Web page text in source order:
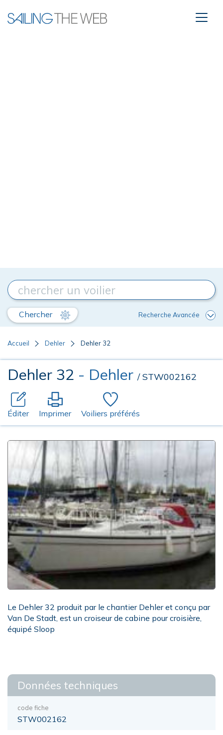
Chercher Recherche Avancée
Accueil Dehler Dehler 32
Dehler 32 - Dehler / STW002162
Éditer Imprimer Voiliers préférés
Le Dehler 32 produit par le chantier Dehler et conçu par
Van De Stadt, est un croiseur de cabine pour croisière,
équipé Sloop
Données techniques
code fiche
STW002162